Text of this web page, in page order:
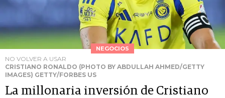
NEGOCIOS
NO VOLVER A USAR
CRISTIANO RONALDO (PHOTO BY ABDULLAH AHMED/GETTY
IMAGES) GETTY/FORBES US
La millonaria inversión de Cristiano